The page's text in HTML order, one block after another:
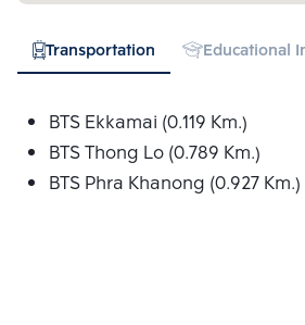
Transportation Educational
BTS Ekkamai (0.119 Km.)
BTS Thong Lo (0.789 Km.)
BTS Phra Khanong (0.927 Km.)